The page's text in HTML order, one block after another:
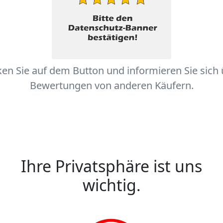
Sie auf dem Button und informieren Sie sich
Bewertungen von anderen Käufern.
Ihre Privatsphäre ist uns
wichtig.